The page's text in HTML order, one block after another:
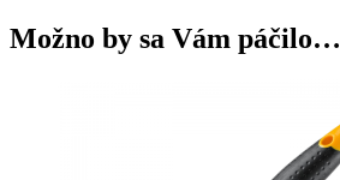
Možno by sa Vám páčilo…